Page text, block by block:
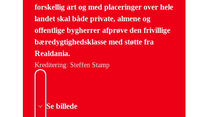
forskellig art og med placeringer over hele
landet skal både private, almene og
offentlige bygherrer afprøve den frivillige
bæredygtighedsklasse med støtte fra
Realdania.
Kreditering: Steffen Stamp
Se billede